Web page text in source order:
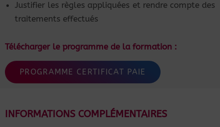
Justifier les règles appliquées et rendre compte des
traitements effectués
Télécharger le programme de la formation :
PROGRAMME CERTIFICAT PAIE
INFORMATIONS COMPLÉMENTAIRES